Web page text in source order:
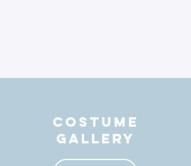
​costume
gallery